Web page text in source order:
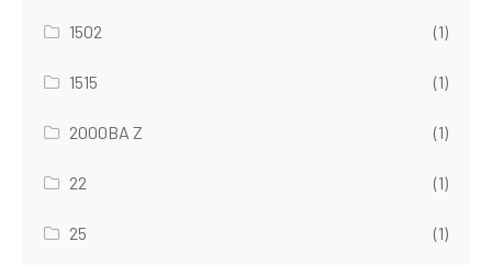
1502 (1)
1515 (1)
2000BA Z (1)
22 (1)
25 (1)